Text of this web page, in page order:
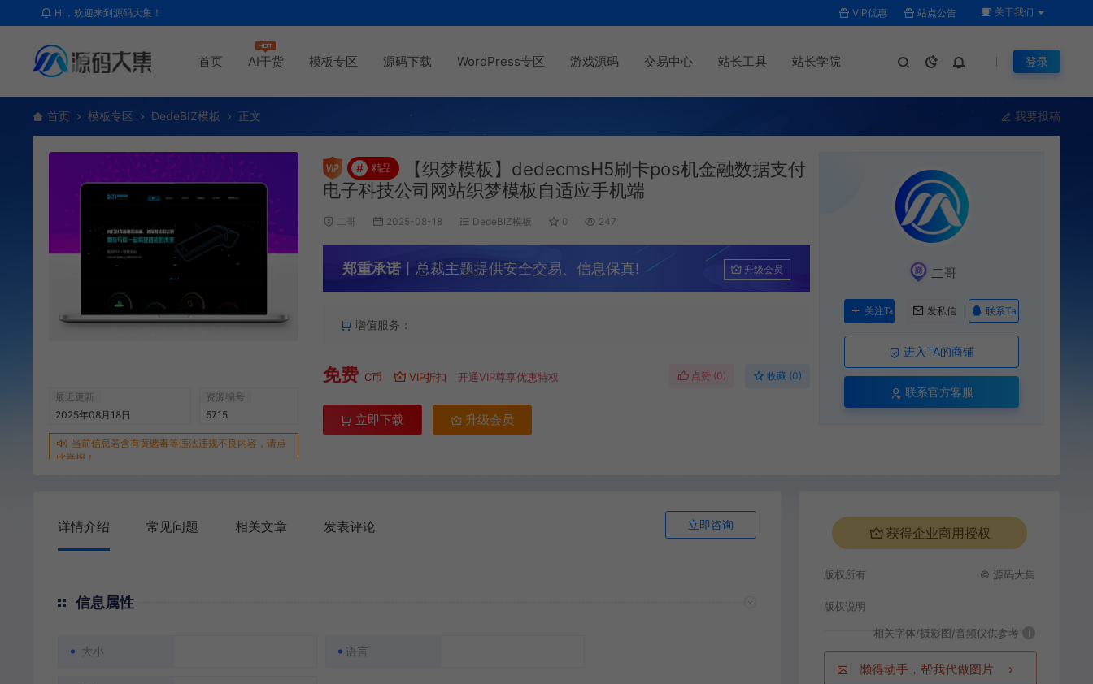
HI，欢迎来到源码大集！ VIP优惠 站点公告 关于我们
首页 AI干货 模板专区 源码下载 WordPress专区 游戏源码 交易中心 站长工具 站长学院 登录
首页 模板专区 DedeBIZ模板 正文 我要投稿
最近更新
2025年08月18日
资源编号
5715
当前信息若含有黄赌毒等违法违规不良内容，请点
此举报！
# 精品
【织梦模板】dedecmsH5刷卡pos机金融数据支付
电子科技公司网站织梦模板自适应手机端
二哥 2025-08-18 DedeBIZ模板 0 247
郑重承诺 丨总裁主题提供安全交易、信息保真! 升级会员
增值服务：
免费 C币 VIP折扣 开通VIP尊享优惠特权 点赞 (0) 收藏 (0)
立即下载 升级会员
二哥
关注Ta 发私信 联系Ta
进入TA的商铺
联系官方客服
详情介绍 常见问题 相关文章 发表评论 立即咨询
信息属性
大小 语言
获得企业商用授权
版权所有 © 源码大集
版权说明
相关字体/摄影图/音频仅供参考 i
懒得动手，帮我代做图片